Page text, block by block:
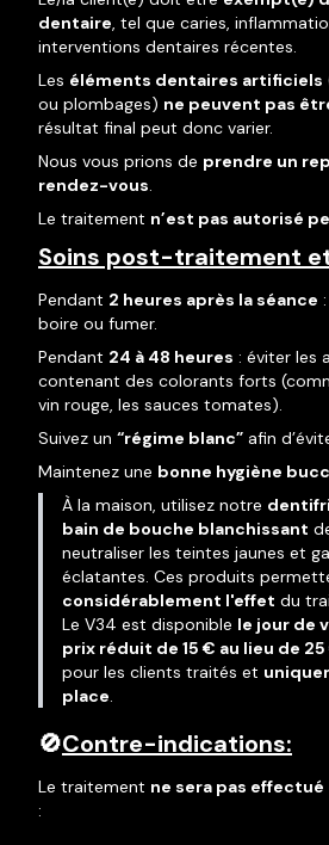
dentaire, tel que caries,
interventions dentaires récentes.
Les éléments dentaires artificiels
ou plombages) ne peuvent pas
résultat final peut donc varier.
Nous vous prions de prendre un
rendez-vous.
Le traitement n’est pas autorisé
Soins post-traitement
Pendant 2 heures après la séance
boire ou fumer.
Pendant 24 à 48 heures : éviter les
contenant des colorants forts
vin rouge, les sauces tomates).
Suivez un “régime blanc” afin
Maintenez une bonne hygiène
À la maison, utilisez notre
bain de bouche blanchissant
neutraliser les teintes jaunes et
éclatantes. Ces produits
considérablement l'effet du
Le V34 est disponible le jour de
prix réduit de 15 € au lieu de 25
pour les clients traités et
place.
🚫Contre-indications:
Le traitement ne sera pas effectué
: